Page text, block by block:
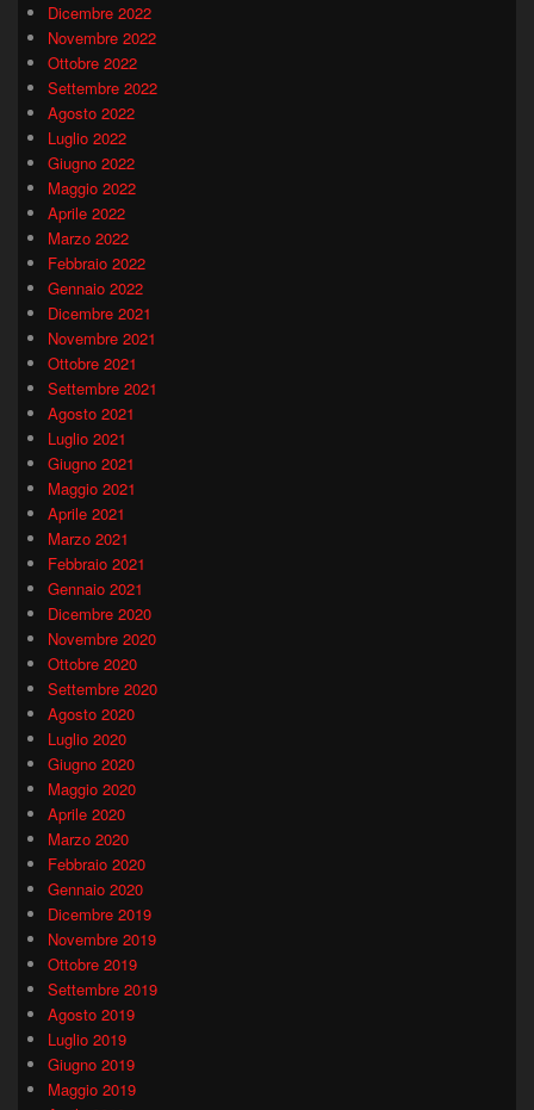
Dicembre 2022
Novembre 2022
Ottobre 2022
Settembre 2022
Agosto 2022
Luglio 2022
Giugno 2022
Maggio 2022
Aprile 2022
Marzo 2022
Febbraio 2022
Gennaio 2022
Dicembre 2021
Novembre 2021
Ottobre 2021
Settembre 2021
Agosto 2021
Luglio 2021
Giugno 2021
Maggio 2021
Aprile 2021
Marzo 2021
Febbraio 2021
Gennaio 2021
Dicembre 2020
Novembre 2020
Ottobre 2020
Settembre 2020
Agosto 2020
Luglio 2020
Giugno 2020
Maggio 2020
Aprile 2020
Marzo 2020
Febbraio 2020
Gennaio 2020
Dicembre 2019
Novembre 2019
Ottobre 2019
Settembre 2019
Agosto 2019
Luglio 2019
Giugno 2019
Maggio 2019